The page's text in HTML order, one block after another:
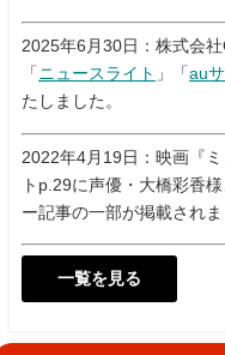
2025年6月30日：株式会
「 ニュースライト 」「 au
たしました。
2022年4月19日：映画『
トp.29に声優・大橋彩香
ー記事の一部が掲載されま
一覧を見る